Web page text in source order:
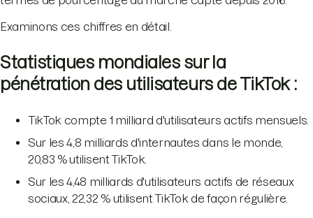
Examinons ces chiffres en détail.
Statistiques mondiales sur la
pénétration des utilisateurs de TikTok :
TikTok compte 1 milliard d'utilisateurs actifs mensuels.
Sur les 4,8 milliards d'internautes dans le monde,
20,83 % utilisent TikTok.
Sur les 4,48 milliards d'utilisateurs actifs de réseaux
sociaux, 22,32 % utilisent TikTok de façon régulière.